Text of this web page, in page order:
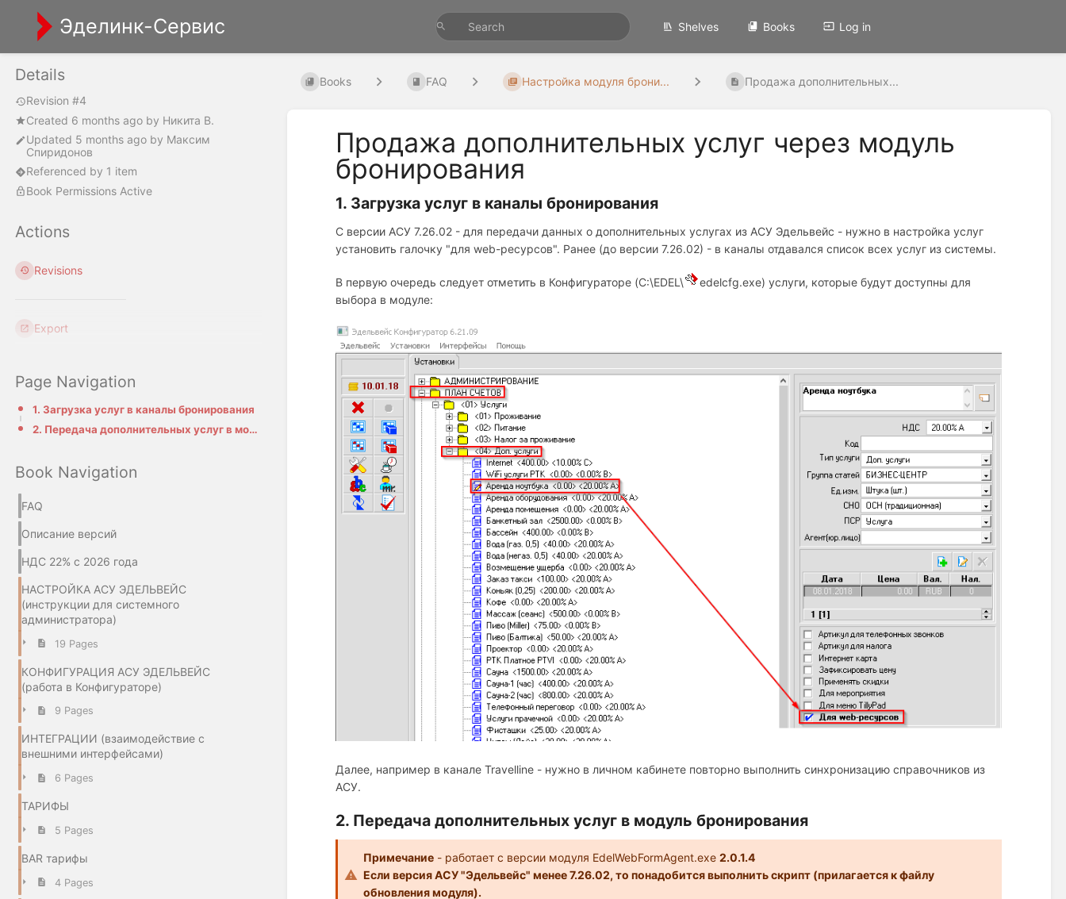
Эделинк-Сервис Shelves Books Log in
Details
Revision #4
Created 6 months ago by Никита В.
Updated 5 months ago by Максим
Спиридонов
Referenced by 1 item
Book Permissions Active
Actions
Revisions
Export
Page Navigation
1. Загрузка услуг в каналы бронирования
2. Передача дополнительных услуг в модуль бронирования
Book Navigation
FAQ
Описание версий
НДС 22% с 2026 года
НАСТРОЙКА АСУ ЭДЕЛЬВЕЙС
(инструкции для системного
администратора)
19 Pages
КОНФИГУРАЦИЯ АСУ ЭДЕЛЬВЕЙС
(работа в Конфигураторе)
9 Pages
ИНТЕГРАЦИИ (взаимодействие с
внешними интерфейсами)
6 Pages
ТАРИФЫ
5 Pages
BAR тарифы
4 Pages
Books FAQ Настройка модуля брони... Продажа дополнительных...
Продажа дополнительных услуг через модуль
бронирования
1. Загрузка услуг в каналы бронирования
С версии АСУ 7.26.02 - для передачи данных о дополнительных услугах из АСУ Эдельвейс - нужно в настройка услуг
установить галочку "для web-ресурсов". Ранее (до версии 7.26.02) - в каналы отдавался список всех услуг из системы.
В первую очередь следует отметить в Конфигураторе (C:\EDEL\
edelcfg.exe) услуги, которые будут доступны для
выбора в модуле:
Далее, например в канале Travelline - нужно в личном кабинете повторно выполнить синхронизацию справочников из
АСУ.
2. Передача дополнительных услуг в модуль бронирования
Примечание - работает с версии модуля EdelWebFormAgent.exe2.0.1.4
Если версия АСУ "Эдельвейс" менее 7.26.02, то понадобится выполнить скрипт (прилагается к файлу
обновления модуля).